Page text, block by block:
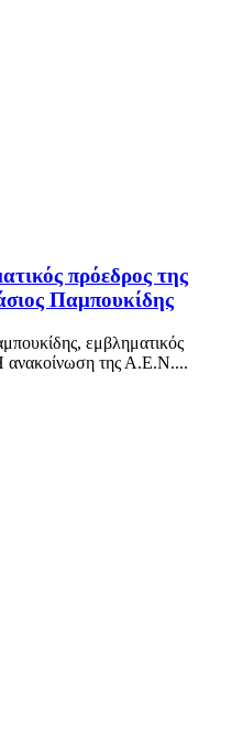
πρόεδρος της
Παμπουκίδης
εμβληματικός
ανακοίνωση της Α.Ε.Ν....